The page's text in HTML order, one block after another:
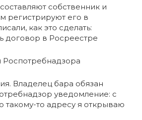
собственник и
регистрируют его в
как это сделать:
договор в Росреестре
Владелец бара обязан
уведомление: с
такому-то адресу я открываю